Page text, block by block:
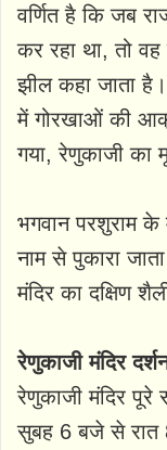
वर्णित है कि जब
कर रहा था, तो
झील कहा जाता
में गोरखाओं की
गया, रेणुकाजी का
भगवान परशुराम के
नाम से पुकारा
मंदिर का दक्षिण
रेणुकाजी मंदिर
रेणुकाजी मंदिर पूरे
सुबह 6 बजे से